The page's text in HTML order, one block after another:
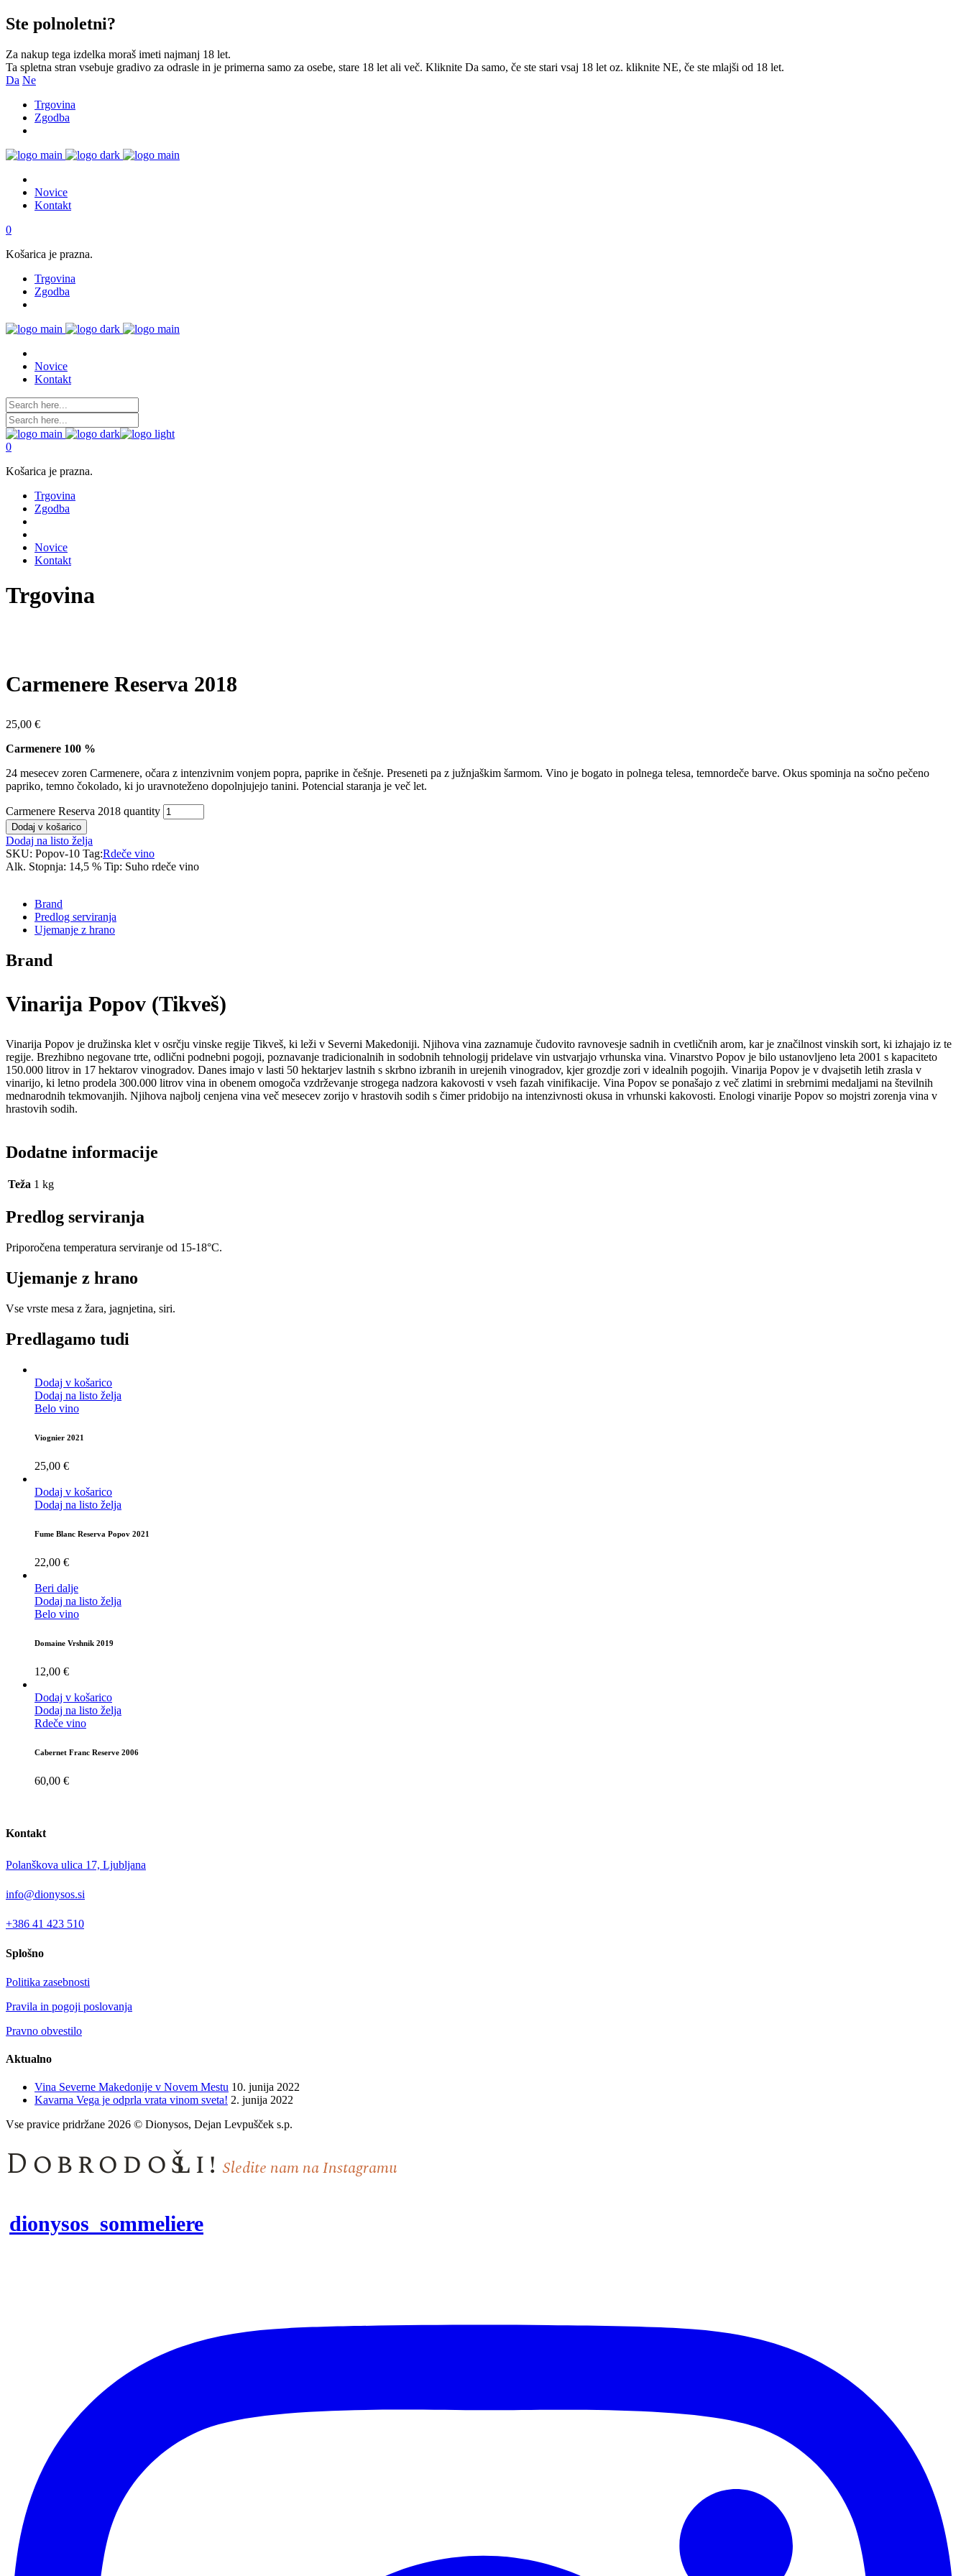
Ste polnoletni?
Za nakup tega izdelka moraš imeti najmanj 18 let.
Ta spletna stran vsebuje gradivo za odrasle in je primerna samo za osebe, stare 18 let ali več. Kliknite Da samo, če ste stari vsaj 18 let oz. kliknite NE, če ste mlajši od 18 let.
Da Ne
Trgovina
Zgodba
Novice
Kontakt
0
Košarica je prazna.
Trgovina
Zgodba
Novice
Kontakt
0
Košarica je prazna.
Trgovina
Zgodba
Novice
Kontakt
Trgovina
Carmenere Reserva 2018
25,00 €
Carmenere 100 %
24 mesecev zoren Carmenere, očara z intenzivnim vonjem popra, paprike in češnje. Preseneti pa z južnjaškim šarmom. Vino je bogato in polnega telesa, temnordeče barve. Okus spominja na sočno pečeno
papriko, temno čokolado, ki jo uravnoteženo dopolnjujejo tanini. Potencial staranja je več let.
Carmenere Reserva 2018 quantity
Dodaj v košarico
Dodaj na listo želja
SKU: Popov-10 Tag:Rdeče vino
Alk. Stopnja: 14,5 % Tip: Suho rdeče vino
Brand
Predlog serviranja
Ujemanje z hrano
Brand
Vinarija Popov (Tikveš)
Vinarija Popov je družinska klet v osrčju vinske regije Tikveš, ki leži v Severni Makedoniji. Njihova vina zaznamuje čudovito ravnovesje sadnih in cvetličnih arom, kar je značilnost vinskih sort, ki izhajajo iz te
regije. Brezhibno negovane trte, odlični podnebni pogoji, poznavanje tradicionalnih in sodobnih tehnologij pridelave vin ustvarjajo vrhunska vina. Vinarstvo Popov je bilo ustanovljeno leta 2001 s kapaciteto
150.000 litrov in 17 hektarov vinogradov. Danes imajo v lasti 50 hektarjev lastnih s skrbno izbranih in urejenih vinogradov, kjer grozdje zori v idealnih pogojih. Vinarija Popov je v dvajsetih letih zrasla v
vinarijo, ki letno prodela 300.000 litrov vina in obenem omogoča vzdrževanje strogega nadzora kakovosti v vseh fazah vinifikacije. Vina Popov se ponašajo z več zlatimi in srebrnimi medaljami na številnih
mednarodnih tekmovanjih. Njihova najbolj cenjena vina več mesecev zorijo v hrastovih sodih s čimer pridobijo na intenzivnosti okusa in vrhunski kakovosti. Enologi vinarije Popov so mojstri zorenja vina v
hrastovih sodih.
Dodatne informacije
Teža 1 kg
Predlog serviranja
Priporočena temperatura serviranje od 15-18°C.
Ujemanje z hrano
Vse vrste mesa z žara, jagnjetina, siri.
Predlagamo tudi
Dodaj v košarico
Dodaj na listo želja
Belo vino
Viognier 2021
25,00 €
Dodaj v košarico
Dodaj na listo želja
Fume Blanc Reserva Popov 2021
22,00 €
Beri dalje
Dodaj na listo želja
Belo vino
Domaine Vrshnik 2019
12,00 €
Dodaj v košarico
Dodaj na listo želja
Rdeče vino
Cabernet Franc Reserve 2006
60,00 €
Kontakt
Polanškova ulica 17, Ljubljana
info@dionysos.si
+386 41 423 510
Splošno
Politika zasebnosti
Pravila in pogoji poslovanja
Pravno obvestilo
Aktualno
Vina Severne Makedonije v Novem Mestu 10. junija 2022
Kavarna Vega je odprla vrata vinom sveta! 2. junija 2022
Vse pravice pridržane 2026 © Dionysos, Dejan Levpušček s.p.
Dobrodošli! Sledite nam na Instagramu
dionysos_sommeliere